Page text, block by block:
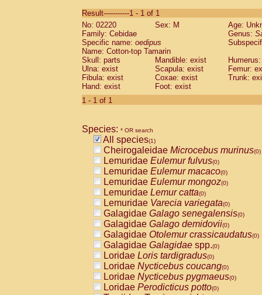
CebidaeSaguinus labiatus(0)
Cebidae Saguinus leucopus (0)
Cebidae
CebidaeSaguinus mystax
Cebidae Saguinus nigricollis (0)
Cebidae Saguinus oedipus
Cebidae Saguinus weddelli
Cebidae Saguinusspp.
Cebidae
CebidaeCebus capucinus
CebidaeCebus nigrivittatus
CebidaeCebus spp.(0)
CebidaeSaimiri boliviensis(0)
CebidaeSaimiri sciureus(0)
AtelidaeAlouatta caraya(0)
AtelidaeAlouatta fusca(0)
AtelidaeAlouatta seniculus(0)
AtelidaeAlouattaspp.(0)
AtelidaeAteles belzebuth(0)
AtelidaeAteles geoffroyi(0)
AtelidaeAteles paniscus(0)
AtelidaeAtelesspp.(0)
AtelidaeLagothrix lagothricha(0)
AtelidaeLagothrix lagothricha cana
PitheciidaeCacajao calvus
Result-----------1 - 1 of 1
No: 02220
Sex: M
Age:
Family: Cebidae
Genus:
Specific name: oedipus
Name: Cotton-top Tamarin
Skull: parts
Mandible: exist
Ulna: exist
Scapula: exist
Femur:
Fibula: exist
Coxae: exist
Trunk:
Hand: exist
Foot: exist
1 - 1 of 1
Species: * OR search
All species(1)
Cheirogaleidae Microcebus murinus(0)
Lemuridae Eulemur fulvus(0)
Lemuridae Eulemur macaco(0)
Lemuridae Eulemur mongoz(0)
Lemuridae Lemur catta(0)
Lemuridae Varecia variegata(0)
Galagidae Galago senegalensis(0)
Galagidae Galago demidovii(0)
Galagidae Otolemur crassicaudatus(0)
Galagidae Galagidae spp.(0)
Loridae Loris tardigradus(0)
Loridae Nycticebus coucang(0)
Loridae Nycticebus pygmaeus(0)
Loridae Perodicticus potto(0)